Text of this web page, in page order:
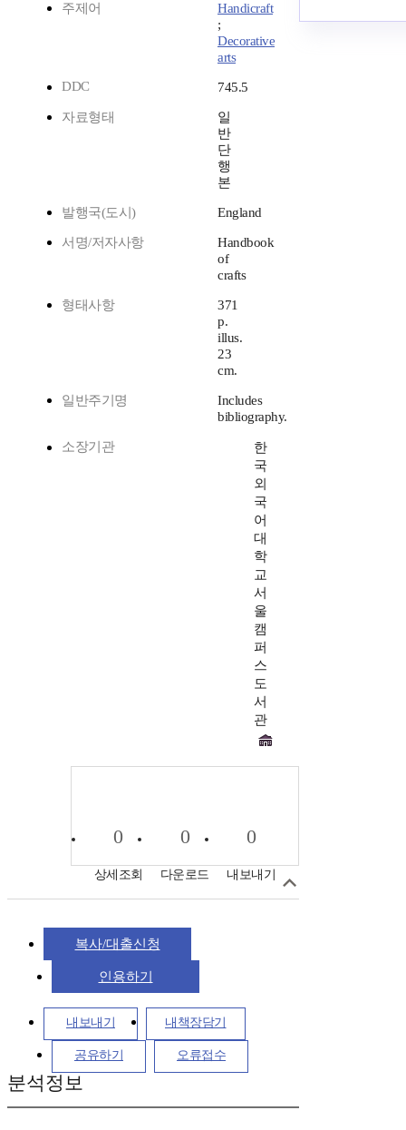
주제어
Handicraft
;
Decorative
arts
DDC
745.5
자료형태
일
반
단
행
본
발행국(도시) England
서명/저자사항
Handbook
of
crafts
형태사항
371
p.
illus.
23
cm.
일반주기명
Includes
bibliography.
소장기관
한
국
외
국
어
대
학
교
서
울
캠
퍼
스
도
서
관
0
상세조회
0
다운로드
0
내보내기
복사/대출신청
인용하기
내보내기 내책장담기
공유하기 오류접수
분석정보